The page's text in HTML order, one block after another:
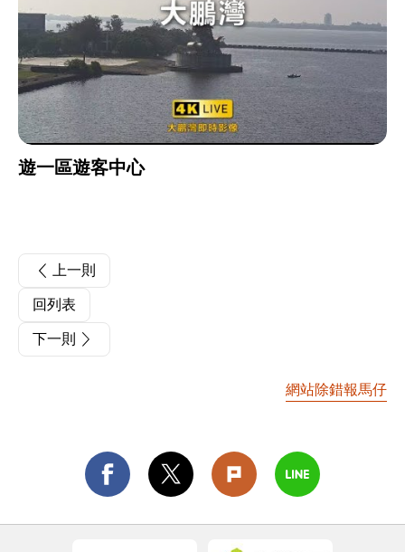
遊一區遊客中心
上一則
回列表
下一則
網站除錯報馬仔